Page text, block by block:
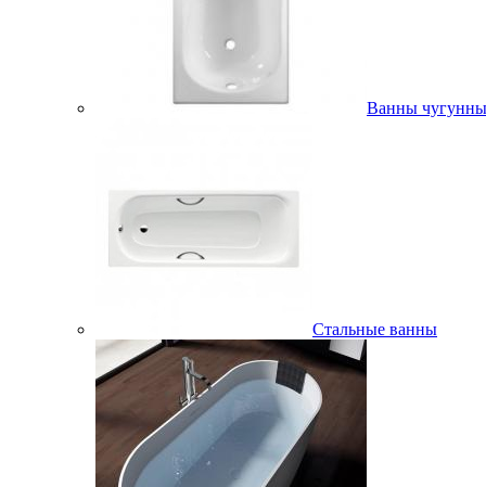
Ванны
Стальные ванны